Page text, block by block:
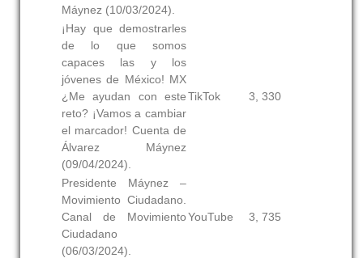
Máynez (10/03/2024).
¡Hay que demostrarles
de lo que somos
capaces las y los
jóvenes de México! MX
¿Me ayudan con este
reto? ¡Vamos a cambiar
el marcador! Cuenta de
Álvarez Máynez
(09/04/2024).
TikTok 3, 330
Presidente Máynez –
Movimiento Ciudadano.
Canal de Movimiento
Ciudadano
(06/03/2024).
YouTube 3, 735